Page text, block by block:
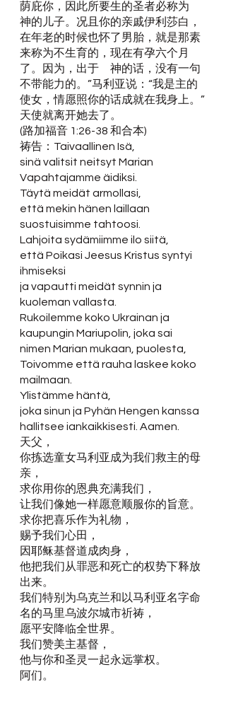
荫庇你，因此所要生的圣者必称为
神的儿子。况且你的亲戚伊利莎白，
在年老的时候也怀了男胎，就是那素
来称为不生育的，现在有孕六个月
了。因为，出于　神的话，没有一句
不带能力的。”马利亚说：“我是主的
使女，情愿照你的话成就在我身上。”
天使就离开她去了。
(路加福音 1:26-38 和合本)
祷告：Taivaallinen Isä,
sinä valitsit neitsyt Marian
Vapahtajamme äidiksi.
Täytä meidät armollasi,
että mekin hänen laillaan
suostuisimme tahtoosi.
Lahjoita sydämiimme ilo siitä,
että Poikasi Jeesus Kristus syntyi
ihmiseksi
ja vapautti meidät synnin ja
kuoleman vallasta.
Rukoilemme koko Ukrainan ja
kaupungin Mariupolin, joka sai
nimen Marian mukaan, puolesta,
Toivomme että rauha laskee koko
mailmaan.
Ylistämme häntä,
joka sinun ja Pyhän Hengen kanssa
hallitsee iankaikkisesti. Aamen.
天父，
你拣选童女马利亚成为我们救主的母
亲，
求你用你的恩典充满我们，
让我们像她一样愿意顺服你的旨意。
求你把喜乐作为礼物，
赐予我们心田，
因耶稣基督道成肉身，
他把我们从罪恶和死亡的权势下释放
出来。
我们特别为乌克兰和以马利亚名字命
名的马里乌波尔城市祈祷，
愿平安降临全世界。
我们赞美主基督，
他与你和圣灵一起永远掌权。
阿们。